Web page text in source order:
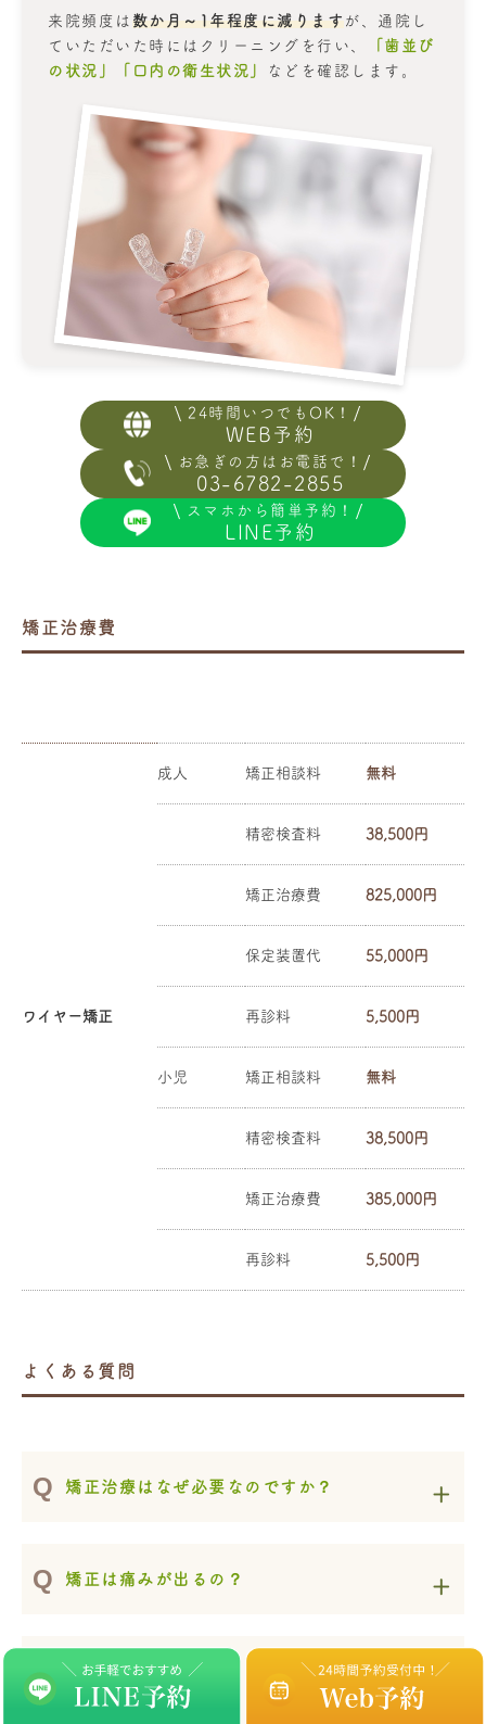
来院頻度は 数か月～1年程度に減ります が、通院し
ていただいた時にはクリーニングを行い、
「歯並び
の状況」「口内の衛生状況」
などを確認します。
WEB予約
24時間いつでもOK！
03-6782-2855
お急ぎの方はお電話で！
LINE予約
スマホから簡単予約！
矯正治療費
ワイヤー矯正
成人 矯正相談料 無料
精密検査料 38,500円
矯正治療費 825,000円
保定装置代 55,000円
再診料 5,500円
小児 矯正相談料 無料
精密検査料 38,500円
矯正治療費 385,000円
再診料 5,500円
よくある質問
矯正治療はなぜ必要なのですか？
矯正は痛みが出るの？
子どもの矯正開始タイミングはいつがよいで
すか？